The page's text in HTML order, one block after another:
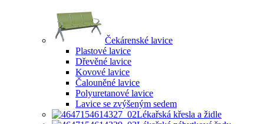
Čekárenské lavice
Plastové lavice
Dřevěné lavice
Kovové lavice
Čalouněné lavice
Polyuretanové lavice
Lavice se zvýšeným sedem
Lékařská křesla a židle